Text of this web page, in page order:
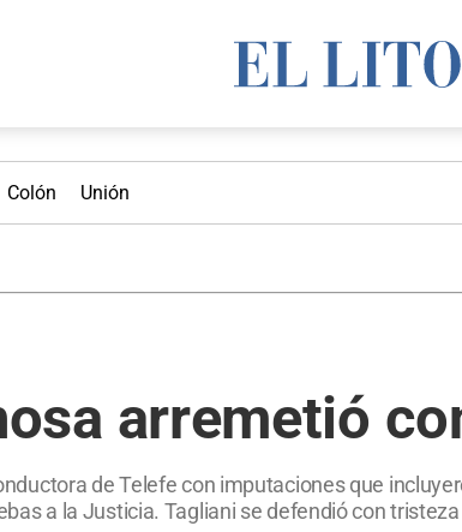
Colón Unión
arremetió
de Telefe con imputaciones que
a la Justicia. Tagliani se defendió con